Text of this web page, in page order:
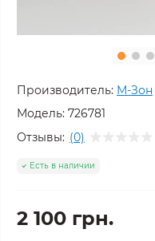
Производитель: М-Зон
Модель: 726781
Отзывы: (0)
Есть в наличии
2 100 грн.